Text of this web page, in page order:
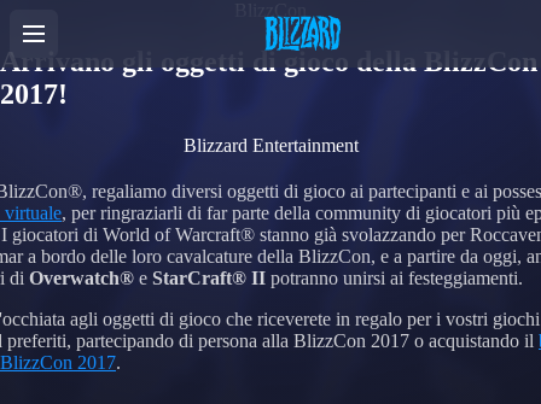
Arrivano gli oggetti di gioco della BlizzCon
2017!
Blizzard Entertainment
regaliamo diversi oggetti di gioco ai partecipanti e ai
virtuale, per ringraziarli di far parte della community di giocatori più
giocatori di World of Warcraft® stanno già svolazzando per
a bordo delle loro cavalcature della BlizzCon, e a partire da oggi,
di Overwatch® e StarCraft® II potranno unirsi ai festeggiamenti.
agli oggetti di gioco che riceverete in regalo per i vostri giochi
preferiti, partecipando di persona alla BlizzCon 2017 o acquistando il
2017.